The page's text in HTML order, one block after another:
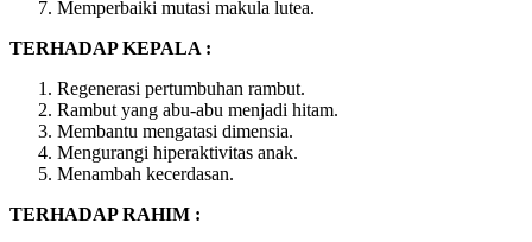
Memperbaiki mutasi makula lutea.
TERHADAP KEPALA :
Regenerasi pertumbuhan rambut.
Rambut yang abu-abu menjadi hitam.
Membantu mengatasi dimensia.
Mengurangi hiperaktivitas anak.
Menambah kecerdasan.
TERHADAP RAHIM :